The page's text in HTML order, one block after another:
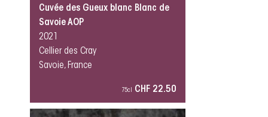
Cuvée des Gueux blanc Blanc de
Savoie AOP
2021
Cellier des Cray
Savoie, France
75cl CHF 22.50